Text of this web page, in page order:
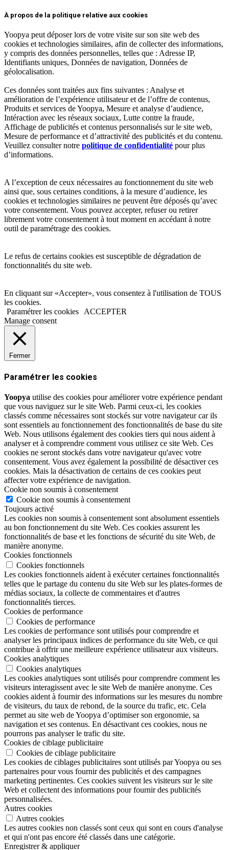
À propos de la politique relative aux cookies
Yoopya peut déposer lors de votre visite sur son site web des
cookies et technologies similaires, afin de collecter des informations,
y compris des données personnelles, telles que : Adresse IP,
Identifiants uniques, Données de navigation, Données de
géolocalisation.
Ces données sont traitées aux fins suivantes : Analyse et
amélioration de l’expérience utilisateur et de l’offre de contenus,
Produits et services de Yoopya, Mesure et analyse d’audience,
Intéraction avec les réseaux sociaux, Lutte contre la fraude,
Affichage de publicités et contenus personnalisés sur le site web,
Mesure de performance et d’attractivité des publicités et du contenu.
Veuillez consulter notre politique de confidentialité pour plus
d’informations.
A l’exception de ceux nécessaires au fonctionnement du site web
ainsi que, sous certaines conditions, à la mesure d’audience, les
cookies et technologies similaires ne peuvent être déposés qu’avec
votre consentement. Vous pouvez accepter, refuser ou retirer
librement votre consentement à tout moment en accédant à notre
outil de paramétrage des cookies.
Le refus de certains cookies est susceptible de dégradation de
fonctionnalités du site web.
En cliquant sur «Accepter», vous consentez à l'utilisation de TOUS
les cookies.
Paramétrer les cookies
ACCEPTER
Manage consent
Fermer
Paramétrer les cookies
Yoopya utilise des cookies pour améliorer votre expérience pendant
que vous naviguez sur le site Web. Parmi ceux-ci, les cookies
classés comme nécessaires sont stockés sur votre navigateur car ils
sont essentiels au fonctionnement des fonctionnalités de base du site
Web. Nous utilisons également des cookies tiers qui nous aident à
analyser et à comprendre comment vous utilisez ce site Web. Ces
cookies ne seront stockés dans votre navigateur qu'avec votre
consentement. Vous avez également la possibilité de désactiver ces
cookies. Mais la désactivation de certains de ces cookies peut
affecter votre expérience de navigation.
Cookie non soumis à consentement
Cookie non soumis à consentement
Toujours activé
Les cookies non soumis à consentement sont absolument essentiels
au bon fonctionnement du site Web. Ces cookies assurent les
fonctionnalités de base et les fonctions de sécurité du site Web, de
manière anonyme.
Cookies fonctionnels
Cookies fonctionnels
Les cookies fonctionnels aident à exécuter certaines fonctionnalités
telles que le partage du contenu du site Web sur les plates-formes de
médias sociaux, la collecte de commentaires et d'autres
fonctionnalités tierces.
Cookies de performance
Cookies de performance
Les cookies de performance sont utilisés pour comprendre et
analyser les principaux indices de performance du site Web, ce qui
contribue à offrir une meilleure expérience utilisateur aux visiteurs.
Cookies analytiques
Cookies analytiques
Les cookies analytiques sont utilisés pour comprendre comment les
visiteurs interagissent avec le site Web de manière anonyme. Ces
cookies aident à fournir des informations sur les mesures du nombre
de visiteurs, du taux de rebond, de la source du trafic, etc. Cela
permet au site web de Yoopya d’optimiser son ergonomie, sa
navigation et ses contenus. En désactivant ces cookies, nous ne
pourrons pas analyser le trafic du site.
Cookies de ciblage publicitaire
Cookies de ciblage publicitaire
Les cookies de ciblages publicitaires sont utilisés par Yoopya ou ses
partenaires pour vous fournir des publicités et des campagnes
marketing pertinentes. Ces cookies suivent les visiteurs sur le site
Web et collectent des informations pour fournir des publicités
personnalisées.
Autres cookies
Autres cookies
Les autres cookies non classés sont ceux qui sont en cours d'analyse
et qui n'ont pas encore été classés dans une catégorie.
Enregistrer & appliquer